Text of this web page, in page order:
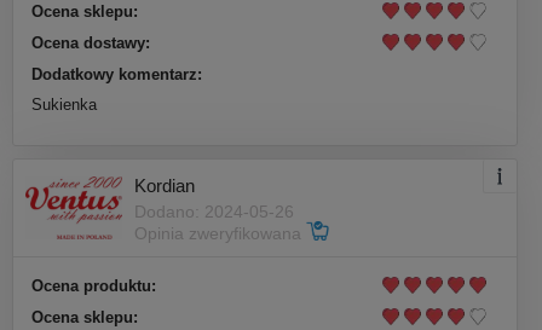
Ocena sklepu:
Ocena dostawy:
Dodatkowy komentarz:
Sukienka
Kordian
Dodano: 2024-05-26
Opinia zweryfikowana
Ocena produktu:
Ocena sklepu: